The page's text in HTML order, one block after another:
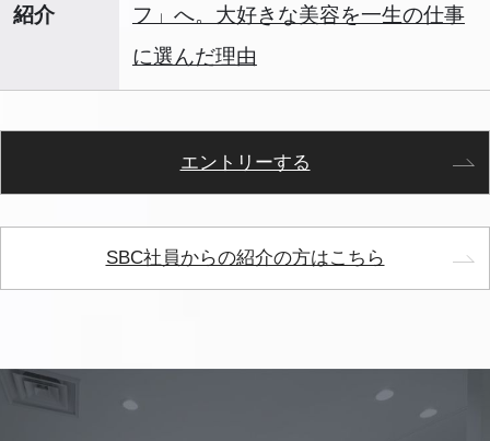
紹介
フ」へ。大好きな美容を一生の仕事
に選んだ理由
エントリーする
SBC社員からの紹介の方はこちら